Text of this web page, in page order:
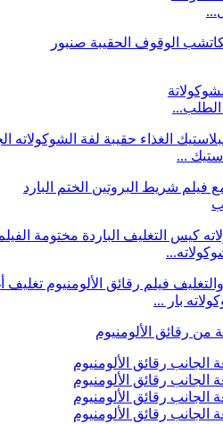
الطلب...
بار ...